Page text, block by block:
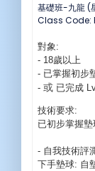
基礎班-九龍 (
Class Code:
對象:
- 18歲以上
- 已掌握初步
- 或 已完成
技術要求:
已初步掌握墊
- 自我技術評
下手墊球: 自